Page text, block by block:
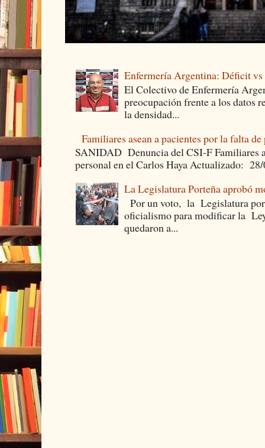
Enfermería Argentina: Déficit
El Colectivo de Enfermería
preocupación frente a los datos
la densidad...
Familiares asean a pacientes por la falta
SANIDAD Denuncia del CSI-F Familiares
personal en el Carlos Haya Actualizado:
La Legislatura Porteña aprobó
Por un voto, la Legislatura
oficialismo para modificar la
quedaron a...